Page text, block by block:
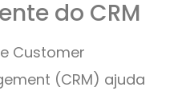
do CRM
Customer
(CRM) ajuda